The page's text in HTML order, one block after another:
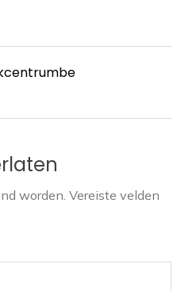
worden. Vereiste velden